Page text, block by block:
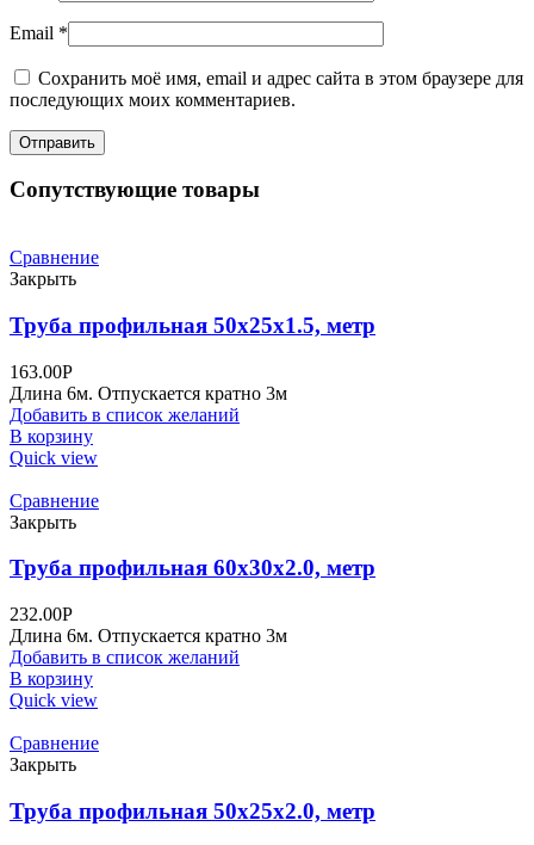
Email *
Сохранить моё имя, email и адрес сайта в этом браузере для
последующих моих комментариев.
Сопутствующие товары
Сравнение
Закрыть
Труба профильная 50х25х1.5, метр
163.00Р
Длина 6м. Отпускается кратно 3м
Добавить в список желаний
В корзину
Quick view
Сравнение
Закрыть
Труба профильная 60х30х2.0, метр
232.00Р
Длина 6м. Отпускается кратно 3м
Добавить в список желаний
В корзину
Quick view
Сравнение
Закрыть
Труба профильная 50х25х2.0, метр